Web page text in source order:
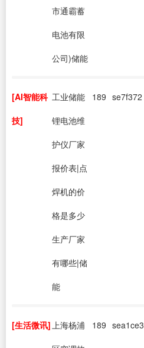
市通霸蓄
电池有限
公司)储能
[AI智能科
技]
工业储能
锂电池维
护仪厂家
报价表|点
焊机的价
格是多少
生产厂家
有哪些|储
能
189 se7f372
[生活微讯] 上海杨浦
189 sea1ce3